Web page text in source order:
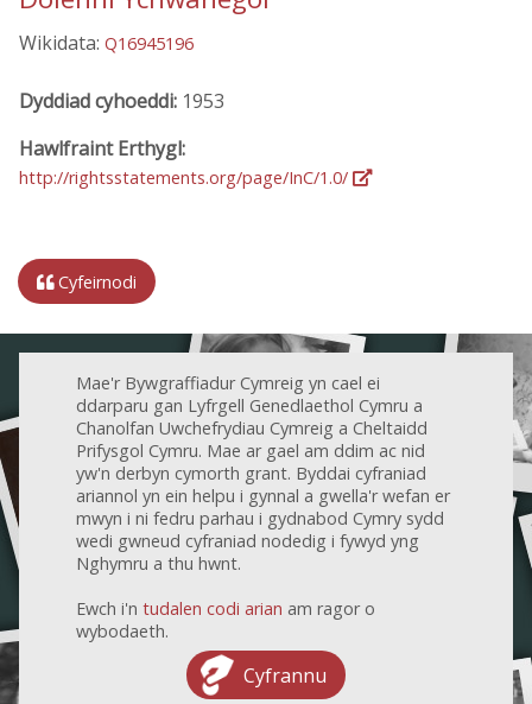
Wikidata: Q16945196
Dyddiad cyhoeddi: 1953
Hawlfraint Erthygl:
http://rightsstatements.org/page/InC/1.0/
Cyfeirnodi
Mae'r Bywgraffiadur Cymreig yn cael ei
ddarparu gan Lyfrgell Genedlaethol Cymru a
Chanolfan Uwchefrydiau Cymreig a Cheltaidd
Prifysgol Cymru. Mae ar gael am ddim ac nid
yw'n derbyn cymorth grant. Byddai cyfraniad
ariannol yn ein helpu i gynnal a gwella'r wefan er
mwyn i ni fedru parhau i gydnabod Cymry sydd
wedi gwneud cyfraniad nodedig i fywyd yng
Nghymru a thu hwnt.
Ewch i'n tudalen codi arian am ragor o
wybodaeth.
Cyfrannu